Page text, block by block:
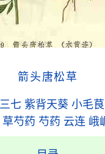
箭头唐松草
七 紫背天葵 小毛茛
草芍药 芍药 云连 峨